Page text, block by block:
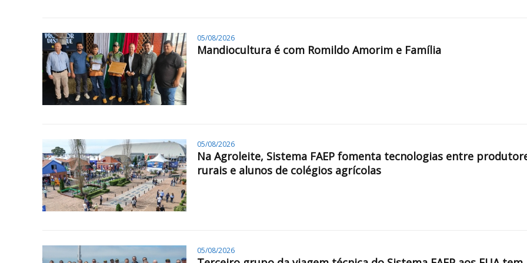
05/08/2026
Mandiocultura é com Romildo Amorim e Família
05/08/2026
Na Agroleite, Sistema FAEP fomenta tecnologias entre
rurais e alunos de colégios agrícolas
05/08/2026